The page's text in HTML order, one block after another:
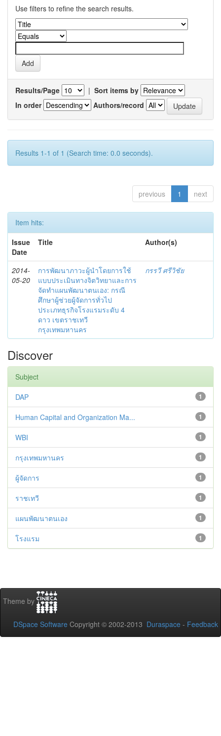
Use filters to refine the search results.
Results/Page | Sort items by
In order
Authors/record
Results 1-1 of 1 (Search time: 0.0 seconds).
previous 1 next
Item hits:
Issue
Date
Title Author(s)
2014-
05-20
การพัฒนาภาวะผู้นำโดยการใช้
แบบประเมินทางจิตวิทยาและการ
จัดทำแผนพัฒนาตนเอง: กรณี
ศึกษาผู้ช่วยผู้จัดการทั่วไป
ประเภทธุรกิจโรงแรมระดับ 4
ดาว เขตราชเทวี
กรุงเทพมหานคร
กรรวี ศรีวิชัย
Discover
Subject
1
DAP
1
Human Capital and Organization Ma...
1
WBI
1
กรุงเทพมหานคร
1
ผู้จัดการ
1
ราชเทวี
1
แผนพัฒนาตนเอง
1
โรงแรม
Theme by
DSpace Software Copyright © 2002-2013 Duraspace - Feedback